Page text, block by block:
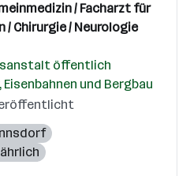
/ Facharzt für
/ Chirurgie / Neurologie
öffentlich
und Bergbau